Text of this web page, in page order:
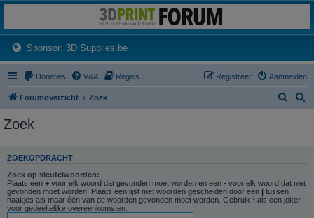
Het 3D print forum van de Benelux na de sluiting van 3dprintforum.nl
Sponsor: 3D Supplies.be(Opens a new tab)
Donaties V&A Regels Aanmelden
Registreer
Forumoverzicht Zoek
Zoek
ZOEKOPDRACHT
Zoek op sleutelwoorden:
Plaats een + voor elk woord dat gevonden moet worden en een - voor elk woord dat niet
gevonden moet worden. Plaats een lijst met woorden gescheiden door een
tussen
haakjes als maar één van de woorden gevonden moet worden. Gebruik * als een joker
voor gedeeltelijke overeenkomsten.